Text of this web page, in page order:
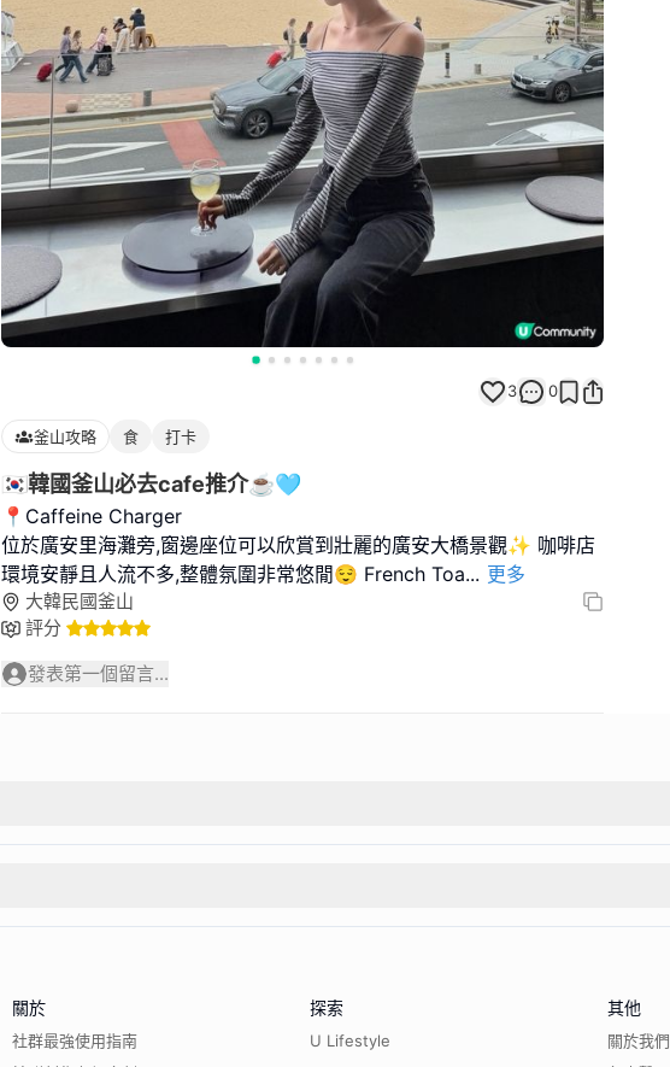
3 0
釜山攻略 食 打卡
🇰🇷韓國釜山必去cafe推介☕️🩵
📍Caffeine Charger
位於廣安里海灘旁,窗邊座位可以欣賞到壯麗的廣安大橋景觀✨ 咖啡店
環境安靜且人流不多,整體氛圍非常悠閒😌 French Toa... 更多
大韓民國釜山
評分
發表第一個留言...
關於
社群最強使用指南
探索
U Lifestyle
其他
關於我們